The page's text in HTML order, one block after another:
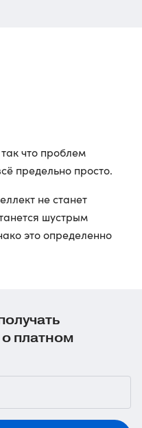
что проблем
предельно просто.
не станет
шустрым
это определенно
платном